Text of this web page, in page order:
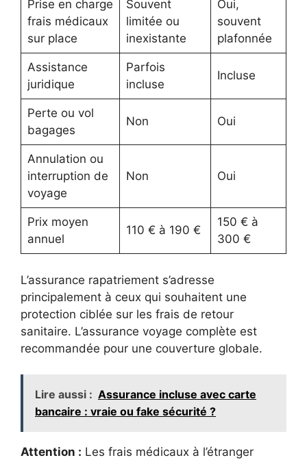
Prise en charge
frais médicaux
sur place
Souvent
limitée ou
inexistante
Oui,
souvent
plafonnée
Assistance
juridique
Parfois
incluse
Incluse
Perte ou vol
bagages
Non Oui
Annulation ou
interruption de
voyage
Non Oui
Prix moyen
annuel
110 € à 190 €
150 € à
300 €
L’assurance rapatriement s’adresse
principalement à ceux qui souhaitent une
protection ciblée sur les frais de retour
sanitaire. L’assurance voyage complète est
recommandée pour une couverture globale.
Lire aussi : Assurance incluse avec carte
bancaire : vraie ou fake sécurité ?
Attention : Les frais médicaux à l’étranger